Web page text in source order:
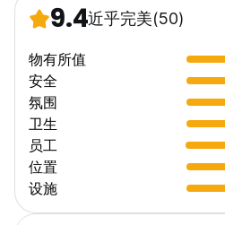
9.4近乎完美(50)
物有所值
安全
氛围
卫生
员工
位置
设施